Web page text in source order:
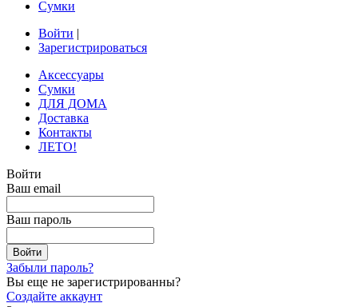
Сумки
Войти |
Зарегистрироваться
Аксессуары
Сумки
ДЛЯ ДОМА
Доставка
Контакты
ЛЕТО!
Войти
Ваш email
Ваш пароль
Забыли пароль?
Вы еще не зарегистрированны?
Создайте аккаунт